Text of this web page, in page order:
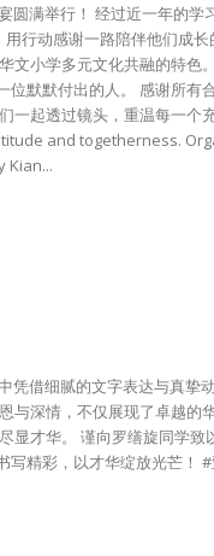
圆满举行！ 经过近一年的学
行动感谢一路陪伴他们成
文小学多元文化共融的特色
默默付出的人。 感谢所有
一起透过镜头，重温每一个
and togetherness.
Kian...
凭借细腻的文字表达与真挚
与深情，不仅展现了卓越的
显才华。 谨向罗缮旋同学致
精彩，以才华绽放光芒！